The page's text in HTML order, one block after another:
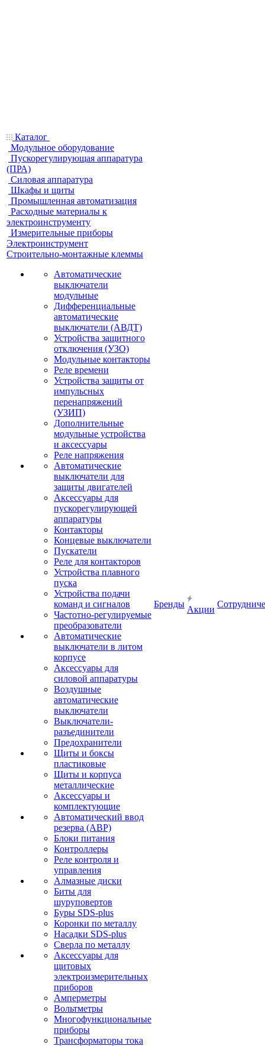
Каталог
Модульное оборудование
Пускорегулирующая аппаратура
(ПРА)
Силовая аппаратура
Шкафы и щиты
Промышленная автоматизация
Расходные материалы к
электроинструменту
Измерительные приборы
Электроинструмент
Строительно-монтажные клеммы
Автоматические
выключатели
модульные
Дифференциальные
автоматические
выключатели (АВДТ)
Устройства защитного
отключения (УЗО)
Модульные контакторы
Реле времени
Устройства защиты от
импульсных
перенапряжений
(УЗИП)
Дополнительные
модульные устройства
и аксессуары
Реле напряжения
Автоматические
выключатели для
защиты двигателей
Аксессуары для
пускорегулирующей
аппаратуры
Контакторы
Концевые выключатели
Пускатели
Реле для контакторов
Устройства плавного
пуска
Устройства подачи
команд и сигналов
Частотно-регулируемые
преобразователи
Автоматические
выключатели в литом
корпусе
Аксессуары для
силовой аппаратуры
Воздушные
автоматические
выключатели
Выключатели-
разъединители
Предохранители
Щиты и боксы
пластиковые
Щиты и корпуса
металлические
Аксессуары и
комплектующие
Автоматический ввод
резерва (АВР)
Блоки питания
Контроллеры
Реле контроля и
управления
Алмазные диски
Биты для
шуруповертов
Буры SDS-plus
Коронки по металлу
Насадки SDS-plus
Сверла по металлу
Аксессуары для
щитовых
электроизмерительных
приборов
Амперметры
Вольтметры
Многофункциональные
приборы
Трансформаторы тока
Бренды
Акции